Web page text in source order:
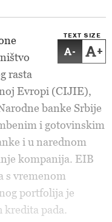
TEXT SIZE
- +
rasta
Evropi (CIJIE),
banke Srbije
i gotovinskim
i u narednom
kompanija. EIB
s vremenom
portfolija je
pada.